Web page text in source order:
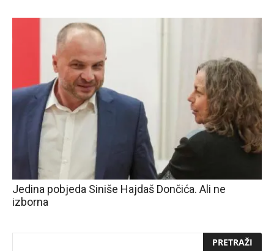
Jedina pobjeda Siniše Hajdaš Dončića. Ali ne
izborna